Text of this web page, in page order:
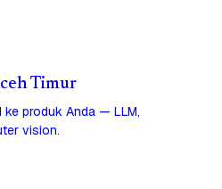
Timur
ke produk Anda — LLM,
vision.